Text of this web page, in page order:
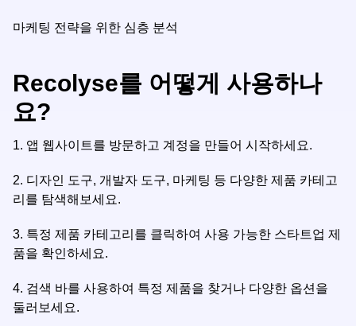
마케팅 전략을 위한 심층 분석
Recolyse를 어떻게 사용하나
요?
1. 앱 웹사이트를 방문하고 계정을 만들어 시작하세요.
2. 디자인 도구, 개발자 도구, 마케팅 등 다양한 제품 카테고
리를 탐색해보세요.
3. 특정 제품 카테고리를 클릭하여 사용 가능한 스타트업 제
품을 확인하세요.
4. 검색 바를 사용하여 특정 제품을 찾거나 다양한 옵션을
둘러보세요.